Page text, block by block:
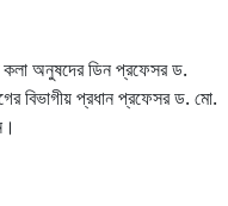
কলা অনুষদের ডিন প্রফেসর ড.
বিভাগীয় প্রধান প্রফেসর ড. মো.